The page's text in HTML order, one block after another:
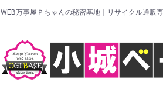
WEB万事屋Ｐちゃんの秘密基地｜リサイクル通販